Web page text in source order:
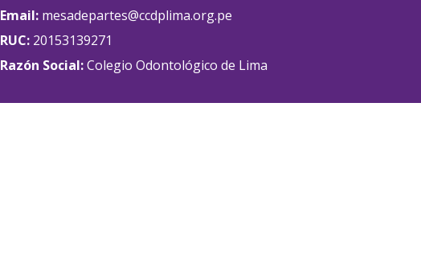
Email: mesadepartes@ccdplima.org.pe
RUC: 20153139271
Razón Social:Colegio Odontológico de Lima